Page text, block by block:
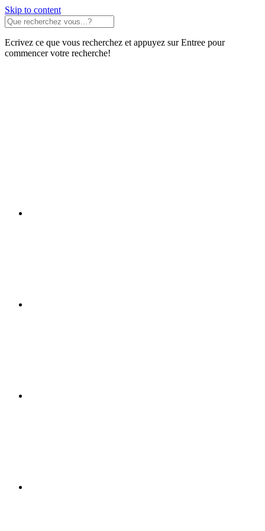
Skip to content
Ecrivez ce que vous recherchez et appuyez sur Entree pour
commencer votre recherche!